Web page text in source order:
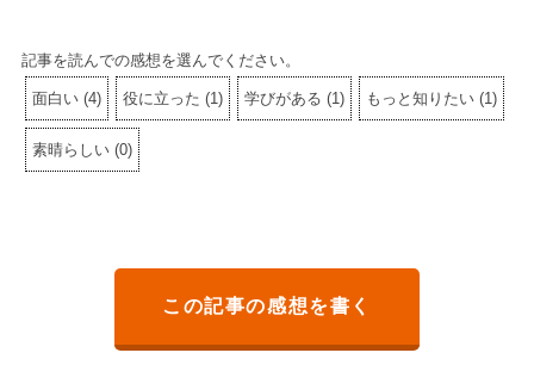
記事を読んでの感想を選んでください。
面白い (4) 役に立った (1) 学びがある (1) もっと知りたい (1)
素晴らしい (0)
この記事の感想を書く